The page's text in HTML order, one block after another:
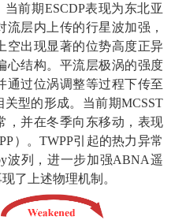
当前期ESCDP表现为东北亚
层内上传的行星波加强，
空出现显著的位势高度正异
心结构。平流层极涡的强度
通过位涡调整等过程下传至
关型的形成。当前期MCSST
，并在冬季向东移动，表现
）。TWPP引起的热力异常
波列，进一步加强ABNA遥
了上述物理机制。